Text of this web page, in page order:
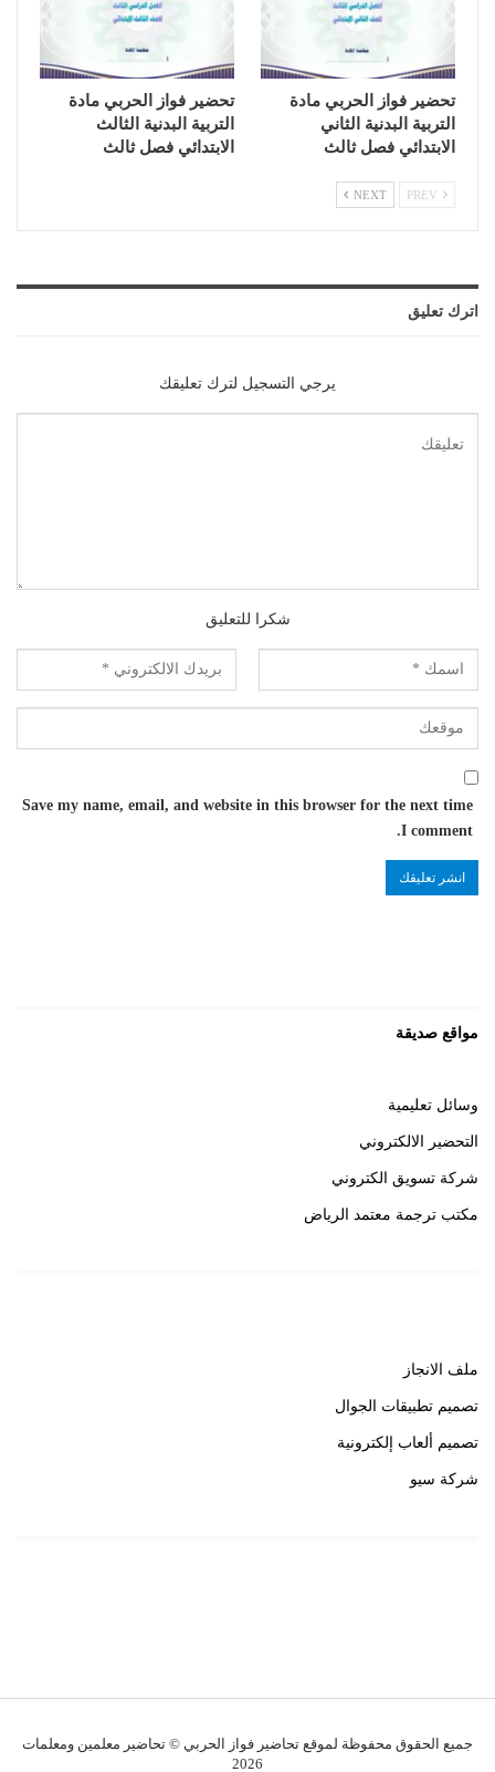
تحضير فواز الحربي مادة
التربية البدنية الثاني
الابتدائي فصل ثالث
تحضير فواز الحربي مادة
التربية البدنية الثالث
الابتدائي فصل ثالث
NEXT
اترك تعليق
يرجي التسجيل لترك تعليقك
شكرا للتعليق
Save my name, email, and website in this browser for the next time
I comment.
مواقع صديقة
وسائل تعليمية
التحضير الالكتروني
شركة تسويق الكتروني
مكتب ترجمة معتمد الرياض
ملف الانجاز
تصميم تطبيقات الجوال
تصميم ألعاب إلكترونية
شركة سيو
جميع الحقوق محفوظة لموقع تحاضير فواز الحربي © تحاضير معلمين ومعلمات
2026